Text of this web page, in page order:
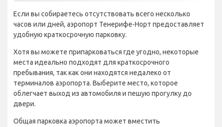
Если вы собираетесь отсутствовать всего несколько
часов или дней, аэропорт Тенерифе-Норт предоставляет
удобную краткосрочную парковку.
Хотя вы можете припарковаться где угодно, некоторые
места идеально подходят для краткосрочного
пребывания, так как они находятся недалеко от
терминалов аэропорта. Выберите место, которое
облегчает выход из автомобиля и пешую прогулку до
двери.
Общая парковка аэропорта может вместить